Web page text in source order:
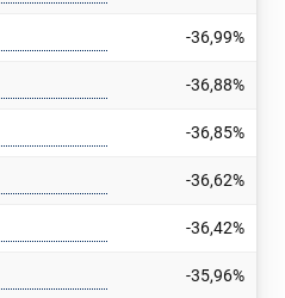
-36,99%
-36,88%
-36,85%
-36,62%
-36,42%
-35,96%